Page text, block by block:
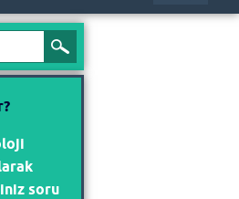
soru